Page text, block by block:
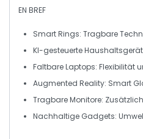
EN BREF
Smart Rings: Tragbare
KI-gesteuerte
Faltbare Laptops: Flexibilität
Augmented Reality: Smart
Tragbare Monitore:
Nachhaltige Gadgets: